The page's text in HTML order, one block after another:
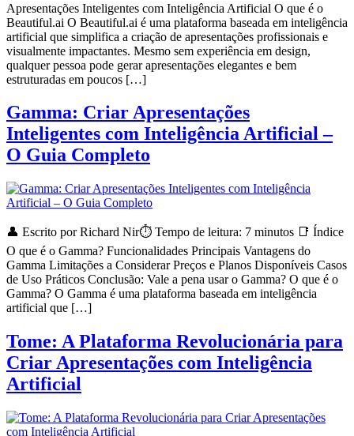
Apresentações Inteligentes com Inteligência Artificial O que é o
Beautiful.ai O Beautiful.ai é uma plataforma baseada em inteligência
artificial que simplifica a criação de apresentações profissionais e
visualmente impactantes. Mesmo sem experiência em design,
qualquer pessoa pode gerar apresentações elegantes e bem
estruturadas em poucos […]
Gamma: Criar Apresentações
Inteligentes com Inteligência Artificial –
O Guia Completo
👤 Escrito por Richard Nir⏱️ Tempo de leitura: 7 minutos 📑 Índice
O que é o Gamma? Funcionalidades Principais Vantagens do
Gamma Limitações a Considerar Preços e Planos Disponíveis Casos
de Uso Práticos Conclusão: Vale a pena usar o Gamma? O que é o
Gamma? O Gamma é uma plataforma baseada em inteligência
artificial que […]
Tome: A Plataforma Revolucionária para
Criar Apresentações com Inteligência
Artificial